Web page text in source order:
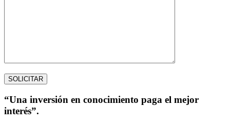
“Una inversión en conocimiento paga el mejor
interés”.